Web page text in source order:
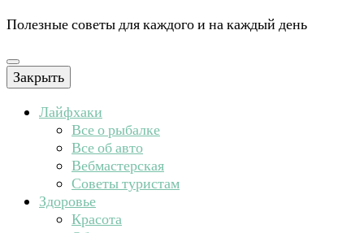
Полезные советы для каждого и на каждый день
Закрыть
Лайфхаки
Все о рыбалке
Все об авто
Вебмастерская
Советы туристам
Здоровье
Красота